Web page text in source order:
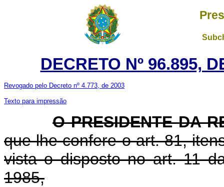
DECRETO Nº 96.895,
Revogado pelo Decreto nº 4.773, de 2003
Texto para impressão
O PRESIDENTE DA
que lhe confere o art. 81,
vista o disposto no art. 11
1985,